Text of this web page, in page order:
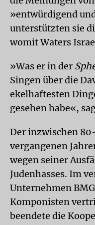
»entwürdigend
unterstützten sie
womit Waters
»Was er in der
Singen über die
ekelhaftesten
gesehen habe«,
Der inzwischen
vergangenen
wegen seiner
Judenhasses. Im
Unternehmen
Komponisten
beendete die